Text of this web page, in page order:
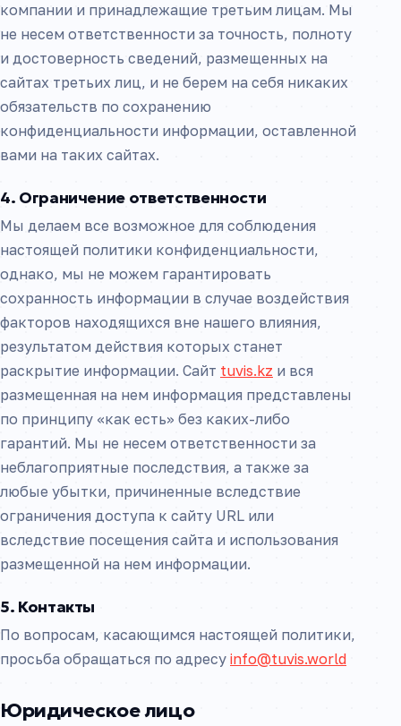
компании и принадлежащие третьим лицам. Мы
не несем ответственности за точность, полноту
и достоверность сведений, размещенных на
сайтах третьих лиц, и не берем на себя никаких
обязательств по сохранению
конфиденциальности информации, оставленной
вами на таких сайтах.
4. Ограничение ответственности
Мы делаем все возможное для соблюдения
настоящей политики конфиденциальности,
однако, мы не можем гарантировать
сохранность информации в случае воздействия
факторов находящихся вне нашего влияния,
результатом действия которых станет
раскрытие информации. Сайт tuvis.kz и вся
размещенная на нем информация представлены
по принципу «как есть» без каких-либо
гарантий. Мы не несем ответственности за
неблагоприятные последствия, а также за
любые убытки, причиненные вследствие
ограничения доступа к сайту URL или
вследствие посещения сайта и использования
размещенной на нем информации.
5. Контакты
По вопросам, касающимся настоящей политики,
просьба обращаться по адресу info@tuvis.world
Юридическое лицо